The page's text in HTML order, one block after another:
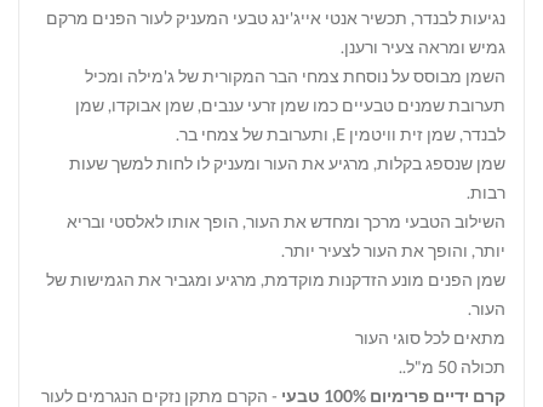
נגיעות לבנדר, תכשיר אנטי אייג'ינג טבעי המעניק לעור הפנים מרקם
גמיש ומראה צעיר ורענן.
השמן מבוסס על נוסחת צמחי הבר המקורית של ג'מילה ומכיל
תערובת שמנים טבעיים כמו שמן זרעי ענבים, שמן אבוקדו, שמן
לבנדר, שמן זית וויטמין E, ותערובת של צמחי בר.
שמן שנספג בקלות, מרגיע את העור ומעניק לו לחות למשך שעות
רבות.
השילוב הטבעי מרכך ומחדש את העור, הופך אותו לאלסטי ובריא
יותר, והופך את העור לצעיר יותר.
שמן הפנים מונע הזדקנות מוקדמת, מרגיע ומגביר את הגמישות של
העור.
מתאים לכל סוגי העור
תכולה 50 מ"ל..
קרם ידיים פרימיום 100% טבעי
- הקרם מתקן נזקים הנגרמים לעור